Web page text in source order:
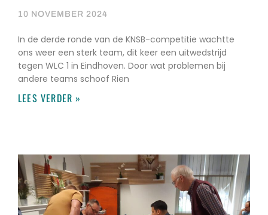
10 NOVEMBER 2024
In de derde ronde van de KNSB-competitie wachtte
ons weer een sterk team, dit keer een uitwedstrijd
tegen WLC 1 in Eindhoven. Door wat problemen bij
andere teams schoof Rien
LEES VERDER »